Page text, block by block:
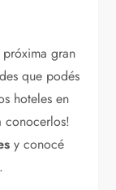
gran
que podés
hoteles en
conocerlos!
y conocé